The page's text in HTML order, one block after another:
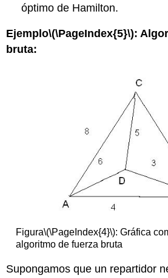
óptimo de Hamilton.
Ejemplo\(\PageIndex{5}\):
bruta:
Figura\(\PageIndex{4}\): Gráfica
algoritmo de fuerza bruta
Supongamos que un repartidor